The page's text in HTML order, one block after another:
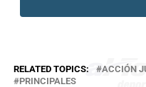
RELATED TOPICS:
ACCIÓN
PRINCIPALES